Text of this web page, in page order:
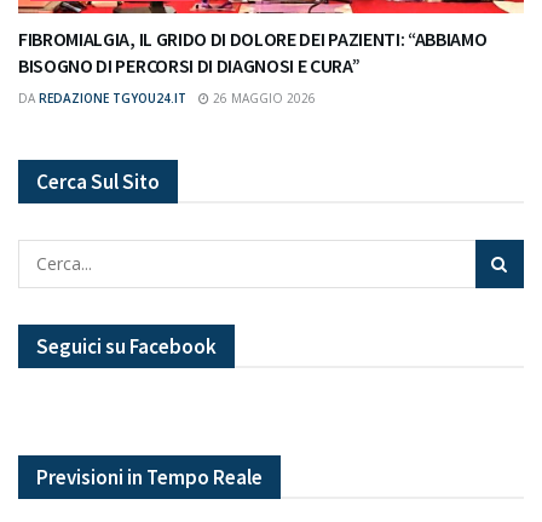
FIBROMIALGIA, IL GRIDO DI DOLORE DEI PAZIENTI: “ABBIAMO
BISOGNO DI PERCORSI DI DIAGNOSI E CURA”
DA REDAZIONE TGYOU24.IT 26 MAGGIO 2026
Cerca Sul Sito
Seguici su Facebook
Previsioni in Tempo Reale